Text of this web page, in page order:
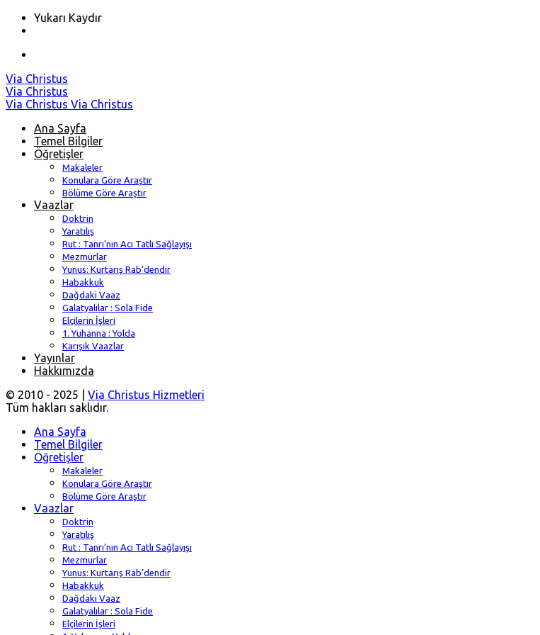
Yukarı Kaydır
Skip
to
content
Via Christus
Via Christus
Via Christus Via Christus
Ana Sayfa
Temel Bilgiler
Öğretişler
Makaleler
Konulara Göre Araştır
Bölüme Göre Araştır
Vaazlar
Doktrin
Yaratılış
Rut : Tanrı’nın Acı Tatlı Sağlayışı
Mezmurlar
Yunus: Kurtarış Rab’dendir
Habakkuk
Dağdaki Vaaz
Galatyalılar : Sola Fide
Elçilerin İşleri
1. Yuhanna : Yolda
Karışık Vaazlar
Yayınlar
Hakkımızda
© 2010 - 2025 | Via Christus Hizmetleri
Tüm hakları saklıdır.
Ana Sayfa
Temel Bilgiler
Öğretişler
Makaleler
Konulara Göre Araştır
Bölüme Göre Araştır
Vaazlar
Doktrin
Yaratılış
Rut : Tanrı’nın Acı Tatlı Sağlayışı
Mezmurlar
Yunus: Kurtarış Rab’dendir
Habakkuk
Dağdaki Vaaz
Galatyalılar : Sola Fide
Elçilerin İşleri